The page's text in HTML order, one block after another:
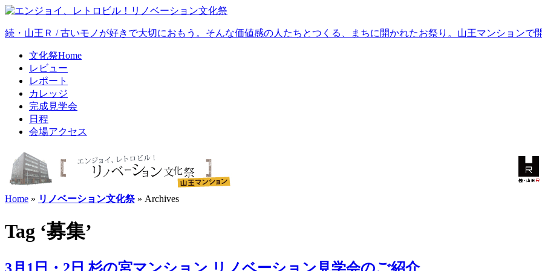
続・山王Ｒ / 古いモノが好きで大切におもう。そんな価値感の人たちとつくる、まちに開かれたお祭り。山王マンションで
文化祭Home
レビュー
レポート
カレッジ
完成見学会
日程
会場アクセス
Home » リノベーション文化祭» Archives
Tag ‘募集’